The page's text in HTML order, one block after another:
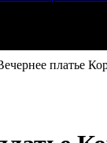
платье